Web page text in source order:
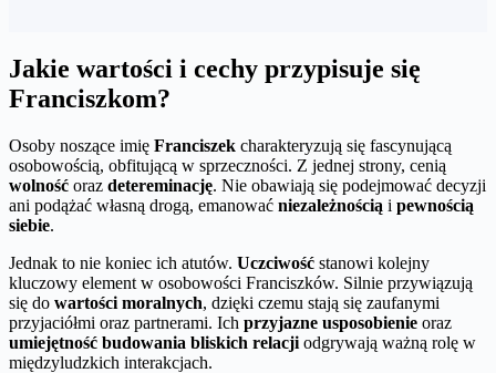
Jakie wartości i cechy przypisuje się
Franciszkom?
Osoby noszące imię Franciszek charakteryzują się fascynującą
osobowością, obfitującą w sprzeczności. Z jednej strony, cenią
wolność oraz detereminację. Nie obawiają się podejmować decyzji
ani podążać własną drogą, emanować niezależnością i pewnością
siebie.
Jednak to nie koniec ich atutów. Uczciwość stanowi kolejny
kluczowy element w osobowości Franciszków. Silnie przywiązują
się do wartości moralnych, dzięki czemu stają się zaufanymi
przyjaciółmi oraz partnerami. Ich przyjazne usposobienie oraz
umiejętność budowania bliskich relacji odgrywają ważną rolę w
międzyludzkich interakcjach.